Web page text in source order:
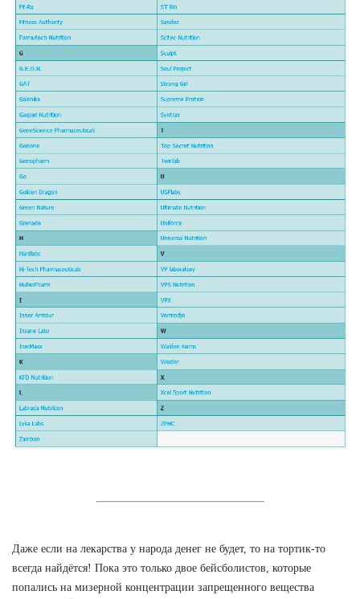
Даже если на лекарства у народа денег не будет, то на тортик-то
всегда найдётся! Пока это только двое бейсболистов, которые
попались на мизерной концентрации запрещенного вещества